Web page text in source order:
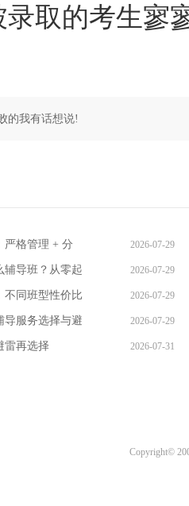
录取的考生寥
的我有话想说!
严格管理 + 分 2026-07-29
辅导班？从零起 2026-07-29
不同班型性价比 2026-07-29
导服务选择与避 2026-07-29
雷再选择 2026-07-31
Copyright©